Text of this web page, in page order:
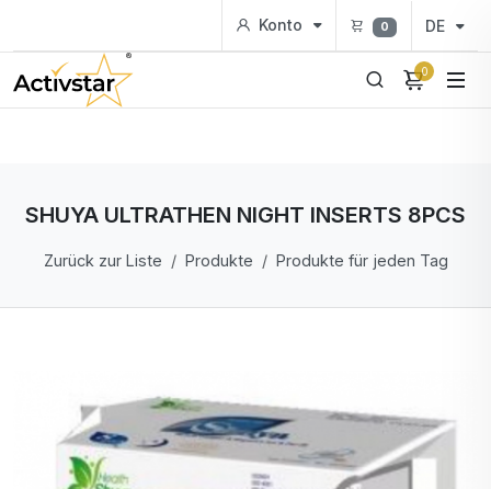
Konto 0 DE
0
SHUYA ULTRATHEN NIGHT INSERTS 8PCS
Zurück zur Liste Produkte Produkte für jeden Tag